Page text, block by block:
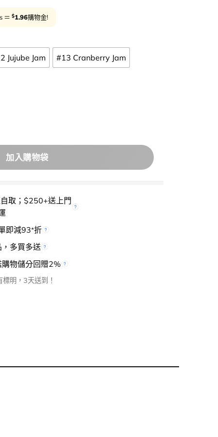
＝ $1.96購物金!
Jujube Jam #13 Cranberry Jam
系列 🌰 Dasique Fruity Lip Jam 糖霜果醬果凍潤唇霜
加入購物袋
取；$250+送上門
即減93*折
多買多送
物儲分回贈2%
明，3天送到！